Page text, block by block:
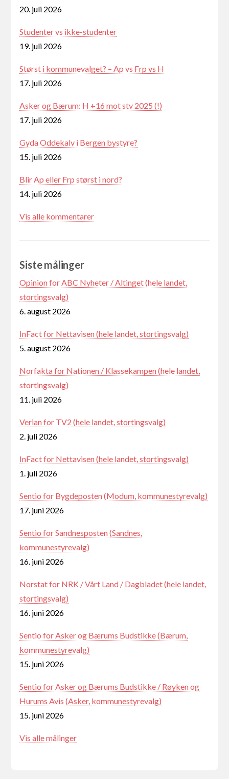
20. juli 2026
Studenter vs ikke-studenter
19. juli 2026
Størst i kommunevalget? – Ap vs Frp vs H
17. juli 2026
Asker og Bærum: H +16 mot stv 2025 (!)
17. juli 2026
Gyda Oddekalv i Bergen bystyre?
15. juli 2026
Blir Ap eller Frp størst i nord?
14. juli 2026
Vis alle kommentarer
Siste målinger
Opinion for ABC Nyheter / Altinget (hele landet,
stortingsvalg)
6. august 2026
InFact for Nettavisen (hele landet, stortingsvalg)
5. august 2026
Norfakta for Nationen / Klassekampen (hele landet,
stortingsvalg)
11. juli 2026
Verian for TV2 (hele landet, stortingsvalg)
2. juli 2026
InFact for Nettavisen (hele landet, stortingsvalg)
1. juli 2026
Sentio for Bygdeposten (Modum, kommunestyrevalg)
17. juni 2026
Sentio for Sandnesposten (Sandnes,
kommunestyrevalg)
16. juni 2026
Norstat for NRK / Vårt Land / Dagbladet (hele landet,
stortingsvalg)
16. juni 2026
Sentio for Asker og Bærums Budstikke (Bærum,
kommunestyrevalg)
15. juni 2026
Sentio for Asker og Bærums Budstikke / Røyken og
Hurums Avis (Asker, kommunestyrevalg)
15. juni 2026
Vis alle målinger